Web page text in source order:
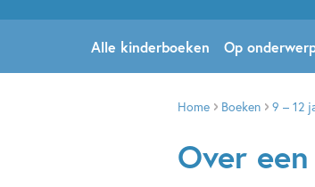
Alle kinderboeken Op
Home Boeken 9 – 12
Over